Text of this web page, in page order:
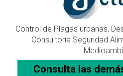
Control de Plagas urbanas,
Consultoría Seguridad
Consulta las